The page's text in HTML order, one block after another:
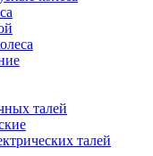
талей
талей